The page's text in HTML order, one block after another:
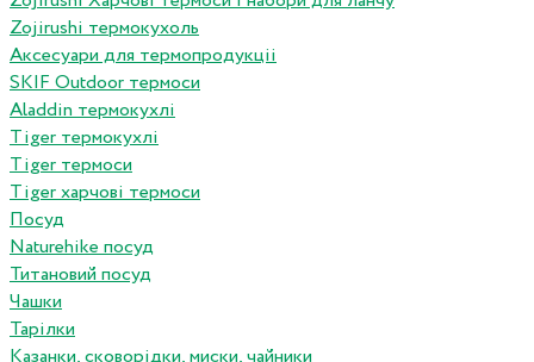
Zojirushi термокухоль
Аксесуари для термопродукціі
SKIF Outdoor термоси
Aladdin термокухлі
Tiger термокухлі
Tiger термоси
Tiger харчові термоси
Посуд
Naturehike посуд
Титановий посуд
Чашки
Тарілки